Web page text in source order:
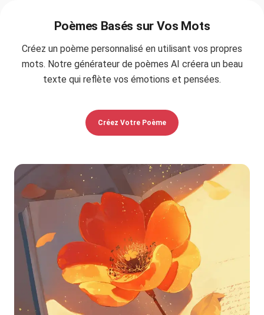
Poèmes Basés sur Vos Mots
Créez un poème personnalisé en utilisant vos propres
mots. Notre générateur de poèmes AI créera un beau
texte qui reflète vos émotions et pensées.
Créez Votre Poème